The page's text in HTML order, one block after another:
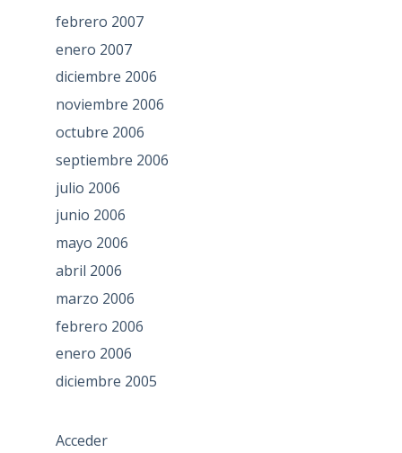
febrero 2007
enero 2007
diciembre 2006
noviembre 2006
octubre 2006
septiembre 2006
julio 2006
junio 2006
mayo 2006
abril 2006
marzo 2006
febrero 2006
enero 2006
diciembre 2005
Acceder